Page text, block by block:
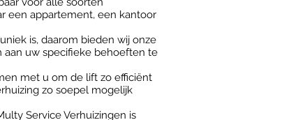
een appartement, een kantoor
is, daarom bieden wij onze
aan uw specifieke behoeften te
met u om de lift zo efficiënt
zo soepel mogelijk
Service Verhuizingen is